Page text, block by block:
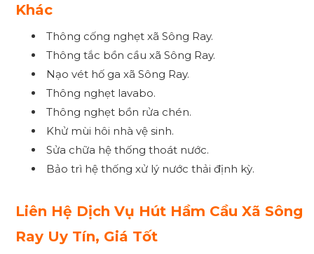
Khác
Thông cống nghẹt xã Sông Ray.
Thông tắc bồn cầu xã Sông Ray.
Nạo vét hố ga xã Sông Ray.
Thông nghẹt lavabo.
Thông nghẹt bồn rửa chén.
Khử mùi hôi nhà vệ sinh.
Sửa chữa hệ thống thoát nước.
Bảo trì hệ thống xử lý nước thải định kỳ.
Liên Hệ Dịch Vụ Hút Hầm Cầu Xã Sông
Ray Uy Tín, Giá Tốt